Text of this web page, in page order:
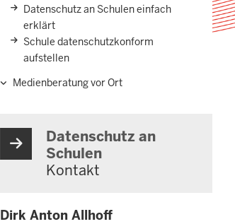
Datenschutz an Schulen einfach
erklärt
Schule datenschutzkonform
aufstellen
Medienberatung vor Ort
Datenschutz an
Schulen
Kontakt
Dirk Anton Allhoff